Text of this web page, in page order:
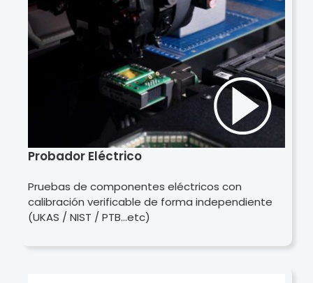
Probador Eléctrico
Pruebas de componentes eléctricos con
calibración verificable de forma independiente
(UKAS / NIST / PTB…etc)